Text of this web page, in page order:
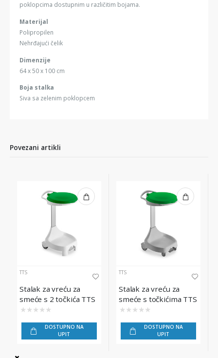
poklopcima dostupnim u različitim bojama.
Materijal
Polipropilen
Nehrđajući čelik
Dimenzije
64 x 50 x 100 cm
Boja stalka
Siva sa zelenim poklopcem
Povezani artikli
TTS
Stalak za vreću za
smeće s 2 točkića TTS
Smile 70, 120L
★ ★ ★ ★ ★
DOSTUPNO NA
UPIT
TTS
Stalak za vreću za
smeće s točkićima TTS
Smile 20 sivi, 120L
★ ★ ★ ★ ★
DOSTUPNO NA
UPIT